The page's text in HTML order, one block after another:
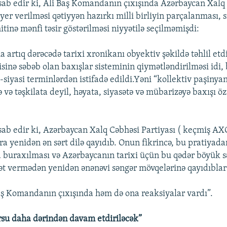
720p 1080p
edir ki, Ali Baş Komandanın çıxışında Azərbaycan
verilməsi qətiyyən hazırkı milli birliyin parçalanması,
mənfi təsir göstərilməsi niyyətilə seçilməmişdi:
artıq dərəcədə tarixi xronikanı obyektiv şəkildə təhlil
səbəb olan baxışlar sisteminin qiymətləndirilməsi idi,
terminlərdən istifadə edildi.Yəni “kollektiv
təşkilata deyil, həyata, siyasətə və mübarizəyə baxışı
edir ki, Azərbaycan Xalq Cəbhəsi Partiyası ( keçmiş
yenidən ən sərt dilə qayıdıb. Onun fikrincə, bu
buraxılması və Azərbaycanın tarixi üçün bu qədər böyük
vermədən yenidən ənənəvi səngər mövqelərinə
Komandanın çıxışında həm də ona reaksiyalar vardı”.
daha dərindən davam etdiriləcək”